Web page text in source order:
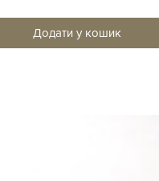
Додати у кошик